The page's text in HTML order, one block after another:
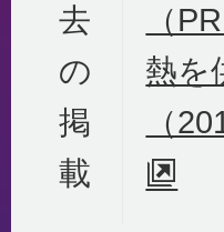
去
の
掲
載
（
熱を
（